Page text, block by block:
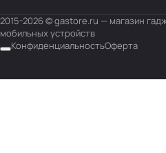
2015-2026 © gastore.ru — магазин
мобильных устройств
КонфиденциальностьОферта